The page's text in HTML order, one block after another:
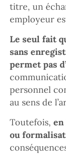
titre, un
employeur
Le seul fait
sans
permet pas
personnel
au sens de
Toutefois, en
ou